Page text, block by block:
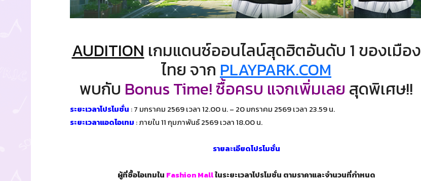
AUDITIONเกมแดนซ์ออนไลน์สุดฮิตอันดับ 1 ของเมือง
ไทย จากPLAYPARK.COM
พบกับ Bonus Time! ซื้อครบ แจกเพิ่มเลย สุดพิเศษ!!
ระยะเวลาโปรโมชั่น : 7 มกราคม 2569 เวลา 12.00 น. – 20 มกราคม 2569 เวลา 23.59 น.
ระยะเวลาแอดไอเทม : ภายใน 11 กุมภาพันธ์ 2569 เวลา 18.00 น.
รายละเอียดโปรโมชั่น
ผู้ที่ซื้อไอเทมใน Fashion Mallในระยะเวลาโปรโมชั่น ตามราคาและจำนวนที่กำหนด